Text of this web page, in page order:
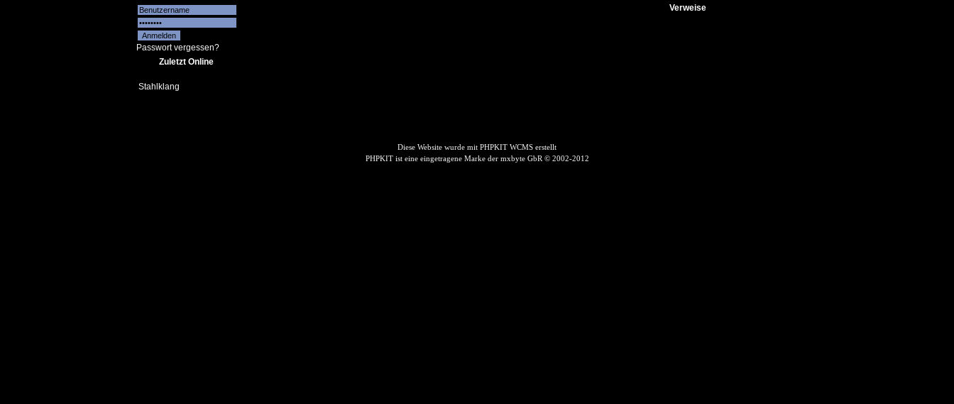
Passwort vergessen?
Zuletzt Online
Stahlklang
Verweise
Diese Website wurde mit PHPKIT WCMS erstellt
PHPKIT ist eine eingetragene Marke der mxbyte GbR © 2002-2012